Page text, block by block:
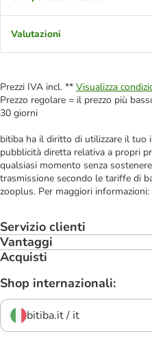
Valutazioni
Prezzi IVA incl. ** Visualizza
Prezzo regolare = il prezzo più
30 giorni
bitiba ha il diritto di utilizzare il tuo
pubblicità diretta relativa a propri
qualsiasi momento senza
trasmissione secondo le tariffe di
zooplus. Per maggiori informazioni:
Servizio clienti
Vantaggi
Acquisti
Shop internazionali:
bitiba.it / it